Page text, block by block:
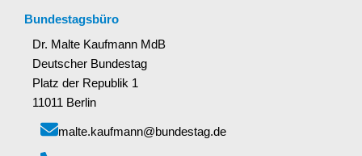
Bundestagsbüro
Dr. Malte Kaufmann MdB
Deutscher Bundestag
Platz der Republik 1
11011 Berlin
malte.kaufmann@bundestag.de